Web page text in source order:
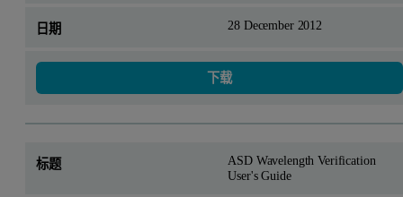
28 December 2012
下载
ASD Wavelength Verification
User's Guide